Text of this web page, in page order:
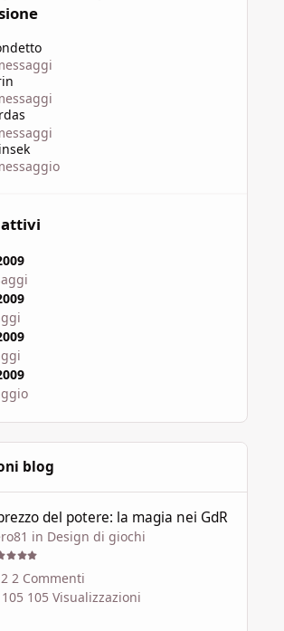
blog
del potere: la magia nei GdR
in Design di giochi
2 Commenti
105 Visualizzazioni